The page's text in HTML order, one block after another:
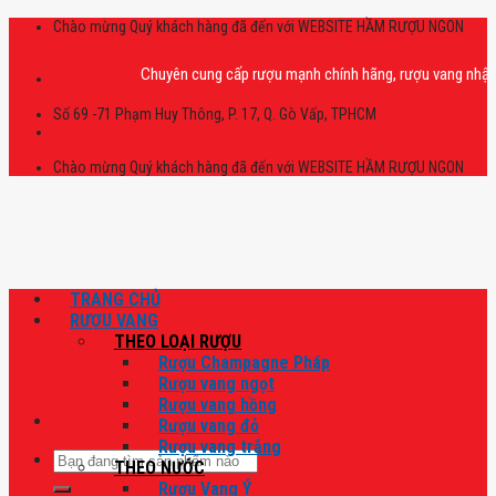
Skip
Chào mừng Quý khách hàng đã đến với WEBSITE HẦM RƯỢU NGON
Chuyên cung cấp rượu mạnh chính hãng, rượu vang nhập
Số 69 -71 Phạm Huy Thông, P. 17, Q. Gò Vấp, TPHCM
Chào mừng Quý khách hàng đã đến với WEBSITE HẦM RƯỢU NGON
Tìm
kiếm:
TRANG CHỦ
RƯỢU VANG
THEO LOẠI RƯỢU
Rượu Champagne Pháp
Rượu vang ngọt
Rượu vang hồng
Rượu vang đỏ
Rượu vang trắng
THEO NƯỚC
Rượu Vang Ý